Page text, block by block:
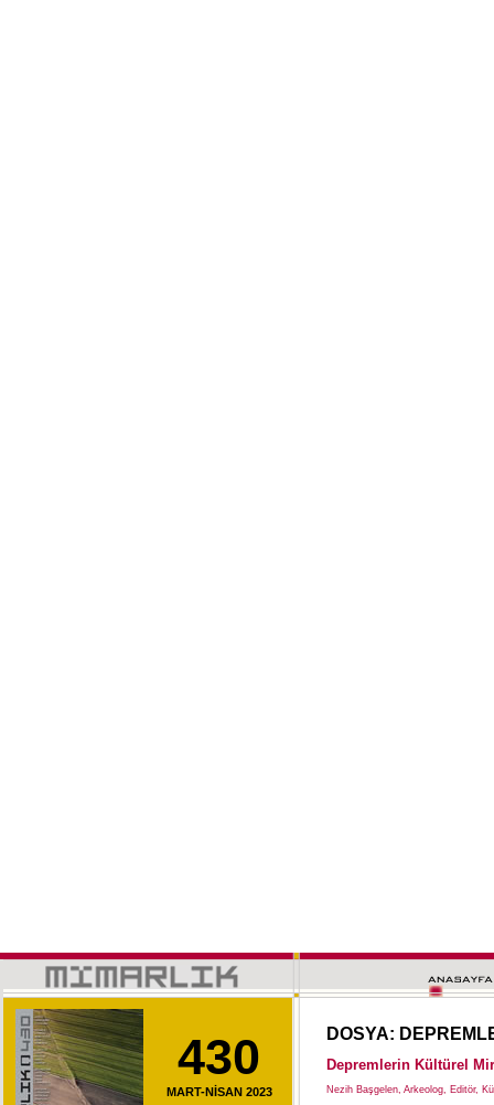
430
MART-NİSAN 2023
DOSYA:
Depremlerin Kültürel
Nezih Başgelen, Arkeolog, Editör,